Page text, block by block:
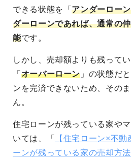
できる状態を「アンダーローン
ダーローンであれば、通常の
能です。
しかし、売却額よりも残って
「 オーバーローン 」の状態だ
ンを完済できないため、その
ん。
住宅ローンが残っている家や
いては、「
【住宅ローン×不
ーンが残っている家の売却方